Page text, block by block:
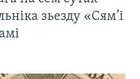
зьезду «Сям’і